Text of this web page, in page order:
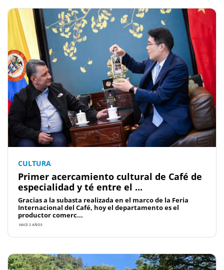
CULTURA
Primer acercamiento cultural de Café de
especialidad y té entre el ...
Gracias a la subasta realizada en el marco de la Feria
Internacional del Café, hoy el departamento es el
productor comerc...
HACE 2 AÑOS